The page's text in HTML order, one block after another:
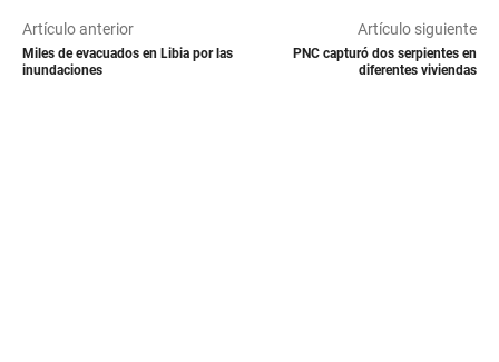
Artículo anterior
Miles de evacuados en Libia por las
inundaciones
Artículo siguiente
PNC capturó dos serpientes en
diferentes viviendas